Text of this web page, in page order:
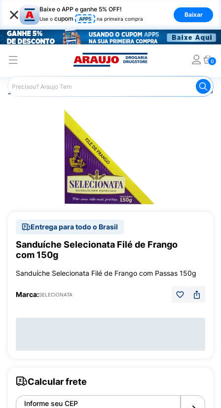
× Baixe o APP e ganhe 5% OFF!
Use o cupom APP5 na primeira compra
Baixar
0
Araujo Mercado Alimentos Congelados e de Geladeira
Entrega para todo o Brasil
Sanduíche Selecionata Filé de Frango
com 150g
Sanduíche Selecionata Filé de Frango com Passas 150g
Marca:SELECIONATA
Calcular frete
Informe seu CEP